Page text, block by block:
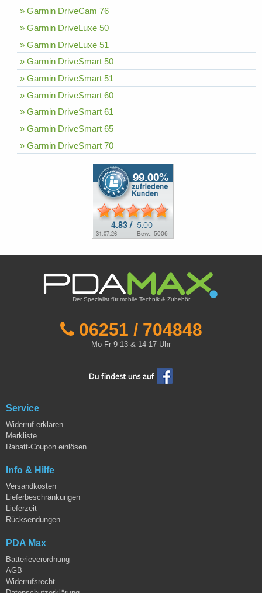
» Garmin DriveCam 76
» Garmin DriveLuxe 50
» Garmin DriveLuxe 51
» Garmin DriveSmart 50
» Garmin DriveSmart 51
» Garmin DriveSmart 60
» Garmin DriveSmart 61
» Garmin DriveSmart 65
» Garmin DriveSmart 70
Der Spezialist für mobile Technik & Zubehör
06251 / 704848
Mo-Fr 9-13 & 14-17 Uhr
Service
Widerruf erklären
Merkliste
Rabatt-Coupon einlösen
Info & Hilfe
Versandkosten
Lieferbeschränkungen
Lieferzeit
Rücksendungen
PDA Max
Batterieverordnung
AGB
Widerrufsrecht